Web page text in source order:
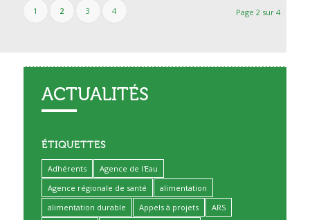
Page 2 sur 4
1 2 3 4
ACTUALITÉS
ÉTIQUETTES
Adhérents
Agence de l'Eau
Agence régionale de santé
alimentation
alimentation durable
Appels à projets
ARS